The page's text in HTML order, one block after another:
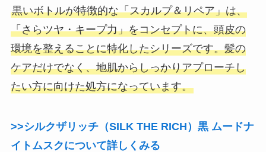
黒いボトルが特徴的な「スカルプ＆リペア」は、
「さらツヤ・キープ力」をコンセプトに、頭皮の
環境を整えることに特化したシリーズです。髪の
ケアだけでなく、地肌からしっかりアプローチし
たい方に向けた処方になっています。
>>シルクザリッチ（SILK THE RICH）黒 ムードナ
イトムスクについて詳しくみる